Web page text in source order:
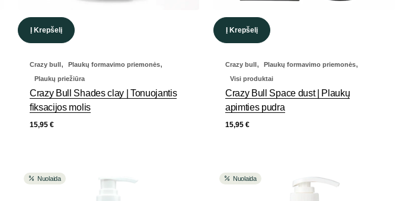
Į Krepšelį
Crazy bull, Plaukų formavimo priemonės,
Plaukų priežiūra
Crazy Bull Shades clay | Tonuojantis
fiksacijos molis
15,95 €
Į Krepšelį
Crazy bull, Plaukų formavimo priemonės,
Visi produktai
Crazy Bull Space dust | Plaukų
apimties pudra
15,95 €
Nuolaida Nuolaida